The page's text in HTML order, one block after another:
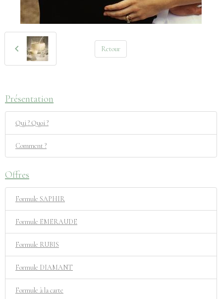
Retour
Présentation
Qui ? Quoi ?
Comment ?
Offres
Formule SAPHIR
Formule EMERAUDE
Formule RUBIS
Formule DIAMANT
Formule à la carte